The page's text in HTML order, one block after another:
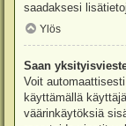
saadaksesi
Ylös
Saan
Voit
käyttämällä
väärinkäytöksiä